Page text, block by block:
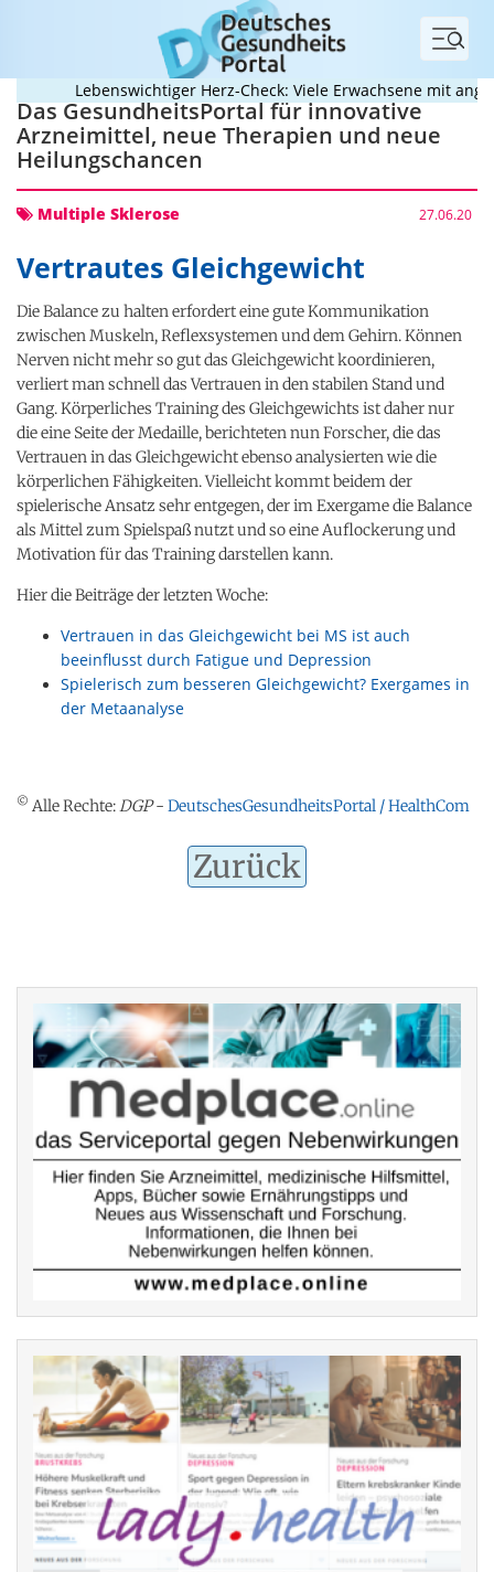
Menü
Lebenswichtiger Herz-Check: Viele Erwachsene mit
Das GesundheitsPortal für innovative
Arzneimittel, neue Therapien und neue
Heilungschancen
27.06.20
Multiple Sklerose
Vertrautes Gleichgewicht
Die Balance zu halten erfordert eine gute Kommunikation
zwischen Muskeln, Reflexsystemen und dem Gehirn. Können
Nerven nicht mehr so gut das Gleichgewicht koordinieren,
verliert man schnell das Vertrauen in den stabilen Stand und
Gang. Körperliches Training des Gleichgewichts ist daher nur
die eine Seite der Medaille, berichteten nun Forscher, die das
Vertrauen in das Gleichgewicht ebenso analysierten wie die
körperlichen Fähigkeiten. Vielleicht kommt beidem der
spielerische Ansatz sehr entgegen, der im Exergame die Balance
als Mittel zum Spielspaß nutzt und so eine Auflockerung und
Motivation für das Training darstellen kann.
Hier die Beiträge der letzten Woche:
Vertrauen in das Gleichgewicht bei MS ist auch
beeinflusst durch Fatigue und Depression
Spielerisch zum besseren Gleichgewicht? Exergames in
der Metaanalyse
© Alle Rechte:DGP- DeutschesGesundheitsPortal / HealthCom
Zurück